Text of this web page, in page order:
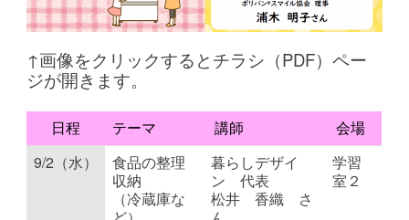
↑画像をクリックするとチラシ（PDF）ペー
ジが開きます。
日程 テーマ 講師
会場
9/2（水）
食品の整理
収納
（冷蔵庫な
暮らしデザイ
ン 代表
松井 香織 さ
学習
室２